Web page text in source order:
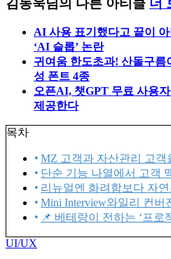
AI 사용 표기했다고 끝이
‘AI 슬롭’ 논란
귀여움 한도초과! 산돌구
성 폰트 4종
오픈AI, 챗GPT 무료 사용
제공한다
목차
MZ 고객과 자산관리 고
단순 기능 나열에서 고객
리뉴얼엔 화려함보다 자
Mini Interview와일리 컨버
📌 베테랑이 전하는 ‘프로
UI/UX